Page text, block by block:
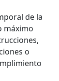
de la
máximo
o